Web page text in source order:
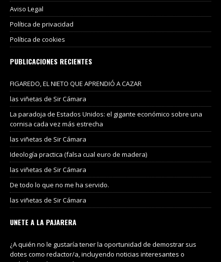
Aviso Legal
Política de privacidad
Política de cookies
PUBLICACIONES RECIENTES
FIGAREDO, EL NIETO QUE APRENDIÓ A CAZAR
las viñetas de Sir Cámara
La paradoja de Estados Unidos: el gigante económico sobre una
cornisa cada vez más estrecha
las viñetas de Sir Cámara
Ideología practica (falsa cual euro de madera)
las viñetas de Sir Cámara
De todo lo que no me ha servido.
las viñetas de Sir Cámara
UNETE A LA PAJARERA
¿A quién no le gustaría tener la oportunidad de demostrar sus
dotes como redactor/a, incluyendo noticias interesantes o